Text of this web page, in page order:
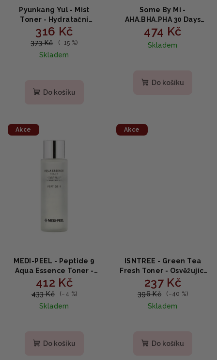
Pyunkang Yul - Mist
Toner - Hydratační
tonikum 200ml
316 Kč
373 Kč (–15 %)
Skladem
Do košíku
Some By Mi -
AHA.BHA.PHA 30 Days
Miracle Starter Edition -
Startovací sada Miracle
Skin 4ks
474 Kč
Skladem
Do košíku
Akce
MEDI-PEEL - Peptide 9
Aqua Essence Toner -
esenciální peptidové
tonikum 250ml
412 Kč
433 Kč (–4 %)
Skladem
Do košíku
Akce
ISNTREE - Green Tea
Fresh Toner - Osvěžující
tonikum se zeleným
čajem 200ml
237 Kč
396 Kč (–40 %)
Skladem
Do košíku